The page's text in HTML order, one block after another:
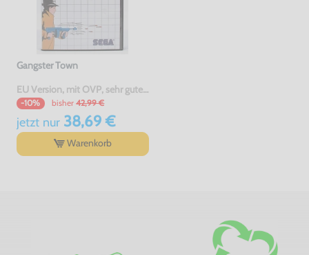
Gangster Town
EU Version, mit OVP, sehr guter Zustand, gebraucht
-10% bisher 42,99 €
jetzt nur38,69 €
Warenkorb